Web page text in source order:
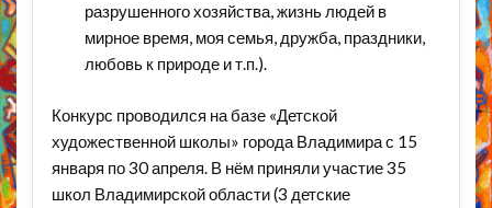
разрушенного хозяйства, жизнь людей в
мирное время, моя семья, дружба, праздники,
любовь к природе и т.п.).
Конкурс проводился на базе «Детской
художественной школы» города Владимира с 15
января по 30 апреля. В нём приняли участие 35
школ Владимирской области (3 детские